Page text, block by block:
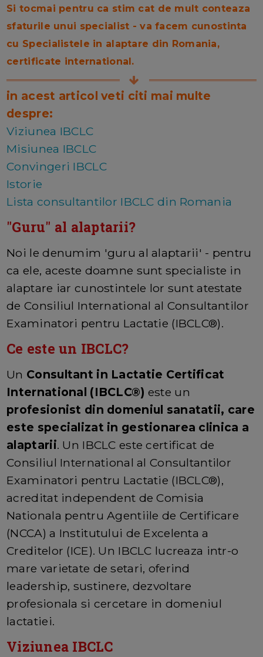
Si tocmai pentru ca stim cat de mult conteaza
sfaturile unui specialist - va facem cunostinta
cu Specialistele in alaptare din Romania,
certificate international.
in acest articol veti citi mai multe
despre:
Viziunea IBCLC
Misiunea IBCLC
Convingeri IBCLC
Istorie
Lista consultantilor IBCLC din Romania
"Guru" al alaptarii?
Noi le denumim 'guru al alaptarii' - pentru
ca ele, aceste doamne sunt specialiste in
alaptare iar cunostintele lor sunt atestate
de Consiliul International al Consultantilor
Examinatori pentru Lactatie (IBCLC®).
Ce este un IBCLC?
Un Consultant in Lactatie Certificat
International (IBCLC®) este un
profesionist din domeniul sanatatii, care
este specializat in gestionarea clinica a
alaptarii. Un IBCLC este certificat de
Consiliul International al Consultantilor
Examinatori pentru Lactatie (IBCLC®),
acreditat independent de Comisia
Nationala pentru Agentiile de Certificare
(NCCA) a Institutului de Excelenta a
Creditelor (ICE). Un IBCLC lucreaza intr-o
mare varietate de setari, oferind
leadership, sustinere, dezvoltare
profesionala si cercetare in domeniul
lactatiei.
Viziunea IBCLC